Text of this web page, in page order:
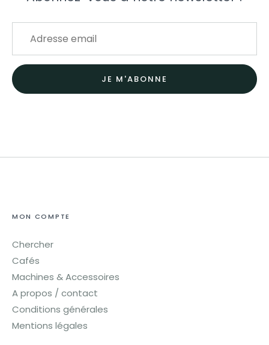
JE M'ABONNE
MON COMPTE
Chercher
Cafés
Machines & Accessoires
A propos / contact
Conditions générales
Mentions légales